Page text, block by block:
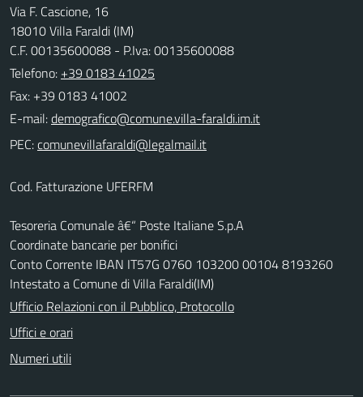
Via F. Cascione, 16
18010 Villa Faraldi (IM)
C.F. 00135600088 - P.Iva: 00135600088
Telefono: +39 0183 41025
Fax: +39 0183 41002
E-mail:
PEC:
Cod. Fatturazione UFERFM
Tesoreria Comunale â€“ Poste Italiane S.p.A
Coordinate bancarie per bonifici
Conto Corrente IBAN IT57G 0760 103200 00104 8193260
Intestato a Comune di Villa Faraldi(IM)
Ufficio Relazioni con il Pubblico, Protocollo
Uffici e orari
Numeri utili